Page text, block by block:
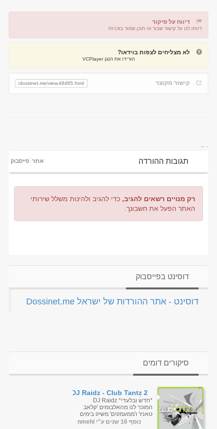
דיווח על סיקור
דווחו לנו על קישור שבור או תוכן שמור בזכויות
דיווח על קישור שבור
לא מצליחים לצפות בוידאו?
הורידו את הנגן VCPlayer
קישור מקוצר
תגובות ההורדה אתר פייסבוק
רק מנויים רשאים להגיב, כדי להגיב ולהינות משלל שירותי
האתר הפעל את חשבונך.
דוסינט בפייסבוק
‏דוסינט - אתר ההורדות של ישראל Dossinet.me‏
סיקורים דומים
DJ Raidz - Club Tantz 2
קלאב טאנץ 2*חדש ובלעדי* DJ Raidz
המוכר לנו מהאלבומים 'קלאב
טאנץ' ו'ממעמקים' משיק בימים
אלה אלבום שלישי: "קלאב
נוסף 16 שנים ע"י nmehl